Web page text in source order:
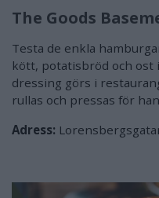
The Goods
Testa de enkla
kött, potatisbröd och ost
dressing görs i
rullas och pressas för
Adress: